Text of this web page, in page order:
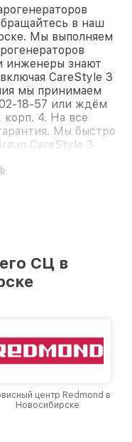
в наш
Мы выполняем
инженеры знают
CareStyle 3
мы принимаем
18-57 или ждём
корп. 4. На все
Мы быстро
CareStyle 3
СЦ в
центр Redmond в
Новосибирске